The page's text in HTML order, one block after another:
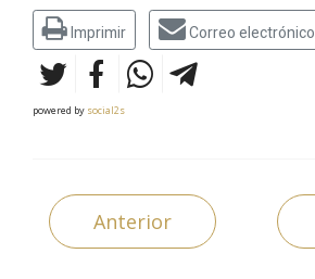
Imprimir Correo electrónico
powered by social2s
Anterior